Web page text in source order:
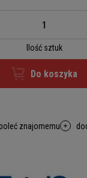
Ilość sztuk
Do koszyka
znajomemu